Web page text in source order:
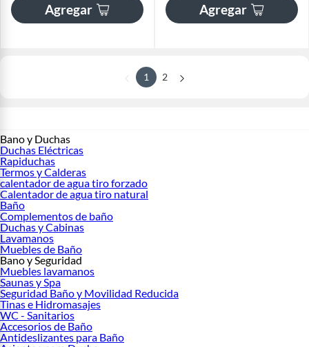
Agregar Agregar
1 2
Bano y Duchas
Duchas Eléctricas
Rapiduchas
Termos y Calderas
calentador de agua tiro forzado
Calentador de agua tiro natural
Baño
Complementos de baño
Duchas y Cabinas
Lavamanos
Muebles de Baño
Bano y Seguridad
Muebles lavamanos
Saunas y Spa
Seguridad Baño y Movilidad Reducida
Tinas e Hidromasajes
WC - Sanitarios
Accesorios de Baño
Antideslizantes para Baño